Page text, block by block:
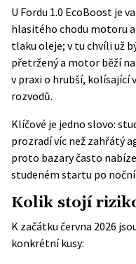
U Fordu 1.0 EcoBoost je
hlasitého chodu motoru
tlaku oleje; v tu chvíli už
přetržený a motor běží na
v praxi o hrubší,
rozvodů.
Klíčové je jedno slovo:
prozradí víc než zahřátý
proto bazary často
studeném startu po
Kolik stojí
K začátku června 2026
konkrétní kusy: